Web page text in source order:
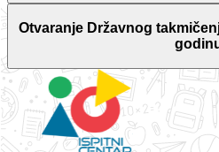
Otvaranje Državnog